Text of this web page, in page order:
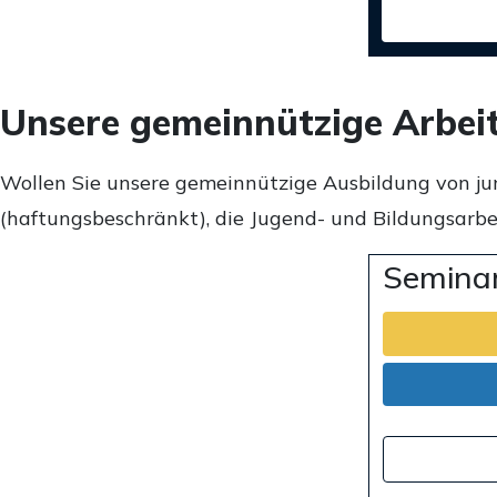
Unsere gemeinnützige
Wollen Sie unsere gemeinnützige Ausbildung von
(haftungsbeschränkt), die Jugend- und